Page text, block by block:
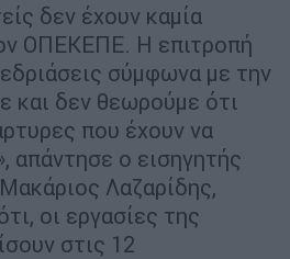
δεν έχουν καμία
ΟΠΕΚΕΠΕ. Η επιτροπή
σύμφωνα με την
και δεν θεωρούμε ότι
που έχουν να
απάντησε ο εισηγητής
Λαζαρίδης,
οι εργασίες της
στις 12